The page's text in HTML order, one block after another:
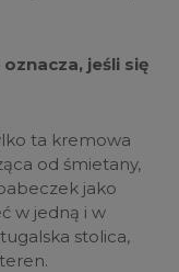
jeśli się
ta kremowa
od śmietany,
jako
w jedną i w
stolica,